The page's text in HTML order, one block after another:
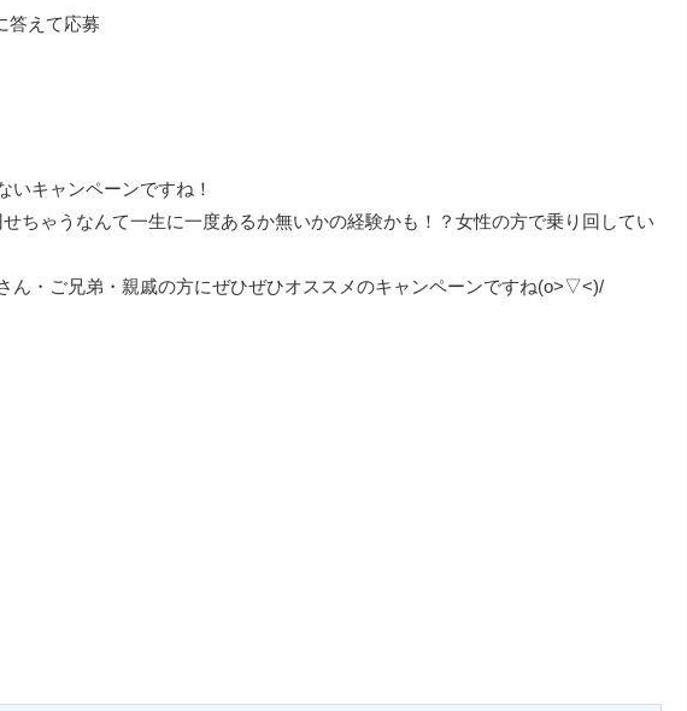
答えて応募
いキャンペーンですね！
ちゃうなんて一生に一度あるか無いかの経験かも！？女性の方で乗り回してい
ん・ご兄弟・親戚の方にぜひぜひオススメのキャンペーンですね(o>▽<)/